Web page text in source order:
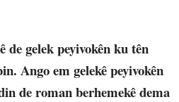
de gelek peyivokên ku tên
Ango em gelekê peyivokên
de roman berhemekê dema